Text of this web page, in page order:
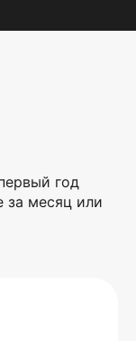
год
за месяц или